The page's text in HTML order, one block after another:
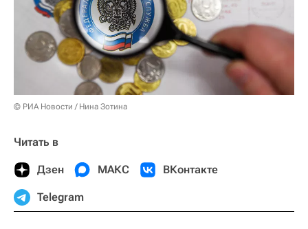
© РИА Новости / Нина Зотина
Читать в
Дзен МАКС ВКонтакте
Telegram